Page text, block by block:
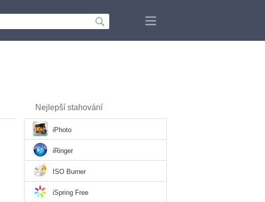
Nejlepší stahování
iPhoto
iRinger
ISO Burner
iSpring Free